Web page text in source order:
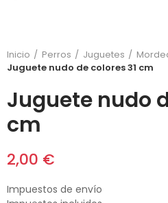
Inicio Perros Juguetes
Juguete nudo de colores 31 cm
Juguete nudo
cm
2,00 €
Impuestos de envío